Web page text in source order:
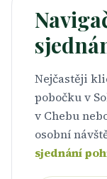
Nejčastěji
pobočku v
v Chebu
osobní
sjednání